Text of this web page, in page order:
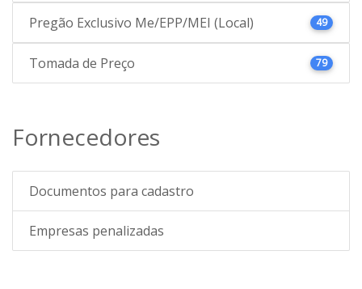
Pregão Exclusivo Me/EPP/MEI (Local) 49
Tomada de Preço 79
Fornecedores
Documentos para cadastro
Empresas penalizadas